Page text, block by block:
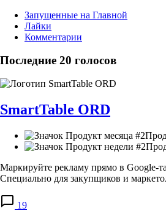
Запущенные на Главной
Лайки
Комментарии
Последние 20 голосов
SmartTable ORD
Маркируйте рекламу прямо в Google-
Специально для закупщиков и
19